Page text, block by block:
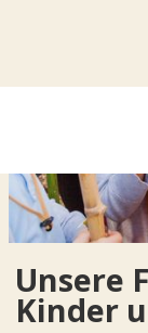
Unsere
Kinder